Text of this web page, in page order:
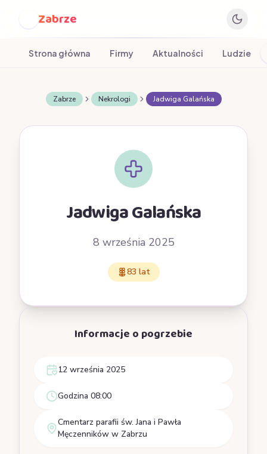
Zabrze
Strona główna Firmy Aktualności Ludzie
Zabrze Nekrologi Jadwiga Galańska
Jadwiga Galańska
8 września 2025
83 lat
Informacje o pogrzebie
12 września 2025
Godzina 08:00
Cmentarz parafii św. Jana i Pawła
Męczenników w Zabrzu